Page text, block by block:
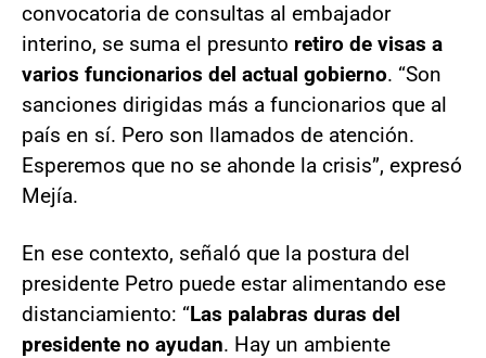
convocatoria de consultas al embajador
interino, se suma el presunto retiro de visas a
varios funcionarios del actual gobierno. “Son
sanciones dirigidas más a funcionarios que al
país en sí. Pero son llamados de atención.
Esperemos que no se ahonde la crisis”, expresó
Mejía.
En ese contexto, señaló que la postura del
presidente Petro puede estar alimentando ese
distanciamiento: “Las palabras duras del
presidente no ayudan. Hay un ambiente